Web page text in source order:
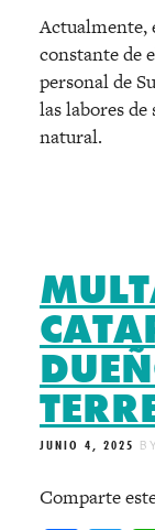
Actualmente,
constante de
personal de
las labores
natural.
JUNIO 4, 2025
Comparte